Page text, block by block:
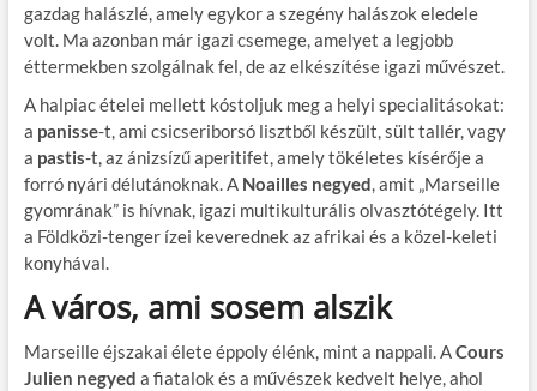
gazdag halászlé, amely egykor a szegény halászok eledele
volt. Ma azonban már igazi csemege, amelyet a legjobb
éttermekben szolgálnak fel, de az elkészítése igazi művészet.
A halpiac ételei mellett kóstoljuk meg a helyi specialitásokat:
a panisse-t, ami csicseriborsó lisztből készült, sült tallér, vagy
a pastis-t, az ánizsízű aperitifet, amely tökéletes kísérője a
forró nyári délutánoknak. A Noailles negyed, amit „Marseille
gyomrának” is hívnak, igazi multikulturális olvasztótégely. Itt
a Földközi-tenger ízei keverednek az afrikai és a közel-keleti
konyhával.
A város, ami sosem alszik
Marseille éjszakai élete éppoly élénk, mint a nappali. ACours
Julien negyed a fiatalok és a művészek kedvelt helye, ahol